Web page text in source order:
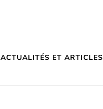
ACTUALITÉS ET ARTICLES